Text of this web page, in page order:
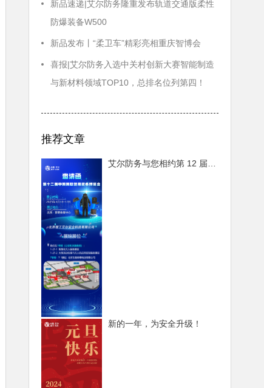
新品速递|艾尔防务隆重发布轨道交通版柔性
防爆装备W500
新品发布丨“柔卫车”精彩亮相重庆智博会
喜报|艾尔防务入选中关村创新大赛智能制造
与新材料领域TOP10，总排名位列第四！
推荐文章
艾尔防务与您相约第 12 届中国国际警用装备博览会，共赴安防盛宴
新的一年，为安全升级！